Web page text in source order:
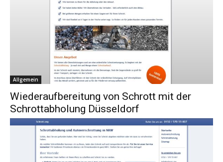
Allgemein
Wiederaufbereitung von Schrott mit der
Schrottabholung Düsseldorf